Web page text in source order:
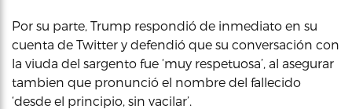
Por su parte, Trump respondió de inmediato en su
cuenta de Twitter y defendió que su conversación con
la viuda del sargento fue ‘muy respetuosa’, al asegurar
tambien que pronunció el nombre del fallecido
‘desde el principio, sin vacilar’.